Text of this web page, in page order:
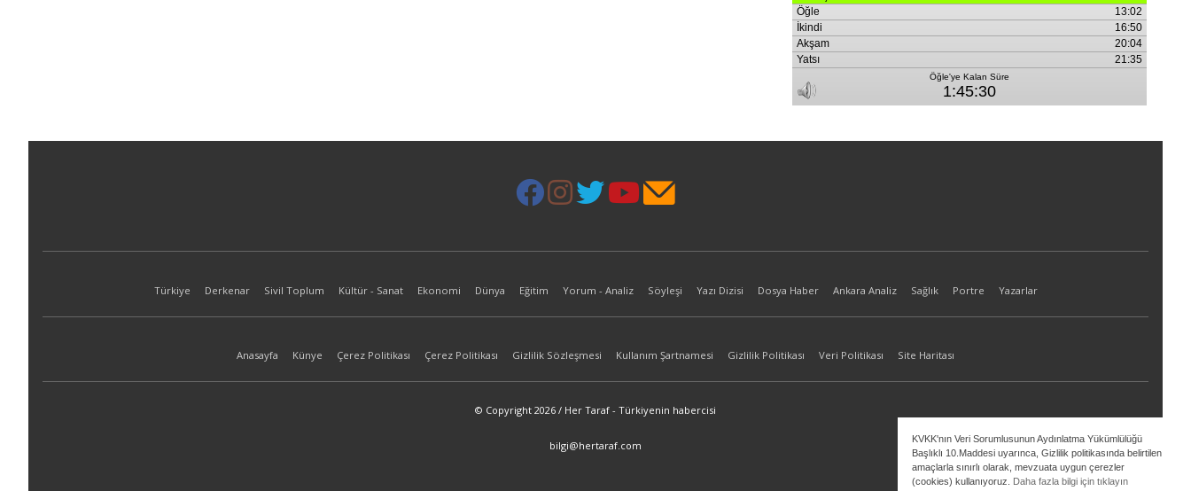
KVKK'nın Veri Sorumlusunun Aydınlatma Yükümlülüğü
Başlıklı 10.Maddesi uyarınca, Gizlilik politikasında belirtilen
amaçlarla sınırlı olarak, mevzuata uygun çerezler
(cookies) kullanıyoruz. Daha fazla bilgi için tıklayın
Türkiye Derkenar Sivil Toplum Kültür - Sanat Ekonomi Dünya Eğitim Yorum - Analiz Söyleşi Yazı Dizisi Dosya Haber Ankara Analiz Sağlık Portre Yazarlar
Anasayfa Künye Çerez Politikası Çerez Politikası Gizlilik Sözleşmesi Kullanım Şartnamesi Gizlilik Politikası Veri Politikası Site Haritası
© Copyright 2026 / Her Taraf - Türkiyenin habercisi
bilgi@hertaraf.com